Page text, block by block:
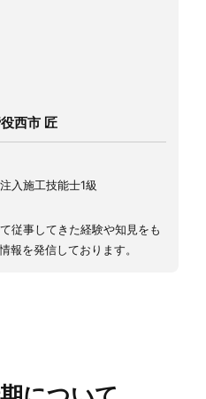
西市 匠
入施工技能士1級
従事してきた経験や知見をも
報を発信しております。